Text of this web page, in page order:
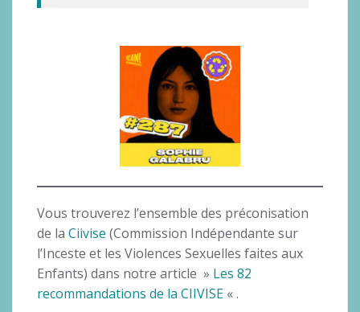
Vous trouverez l’ensemble des préconisation
de la Ciivise (Commission Indépendante sur
l’Inceste et les Violences Sexuelles faites aux
Enfants) dans notre article » Les 82
recommandations de la CIIVISE « .